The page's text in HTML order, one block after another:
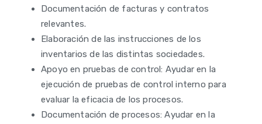
Documentación de facturas y contratos
relevantes.
Elaboración de las instrucciones de los
inventarios de las distintas sociedades.
Apoyo en pruebas de control: Ayudar en la
ejecución de pruebas de control interno para
evaluar la eficacia de los procesos.
Documentación de procesos: Ayudar en la